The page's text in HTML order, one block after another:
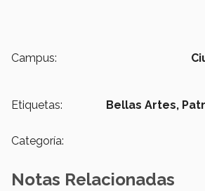
Campus:
Etiquetas: Bellas Artes,
Categoría:
Notas Relacionadas